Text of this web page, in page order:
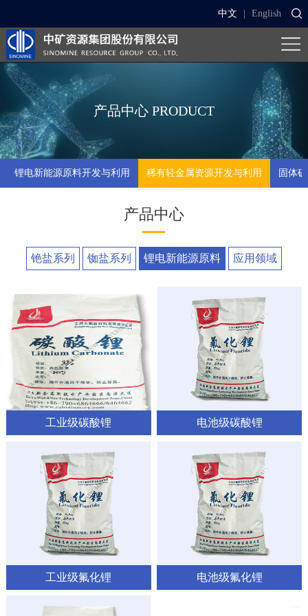
中文 English
产品中心 PRODUCT
锂电新能源原料开发与利用 稀有轻金属资源开发与利用 固体
产品中心
铯盐系列 铷盐系列 锂电新能源原料 应用领域
工业级碳酸锂 电池级碳酸锂
工业级氟化锂 电池级氟化锂